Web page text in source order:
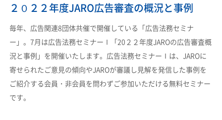
２０２２年度JARO広告審査の概況と事例
毎年、広告関連8団体共催で開催している「広告法務セミナ
ー」。7月は広告法務セミナーⅠ「20２２年度JAROの広告審査概
況と事例」を開催いたします。広告法務セミナーⅠは、JAROに
寄せられたご意見の傾向やJAROが審議し見解を発信した事例を
ご紹介する会員・非会員を問わずご参加いただける無料セミナー
です。